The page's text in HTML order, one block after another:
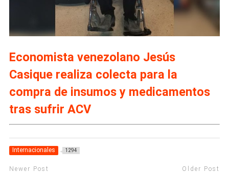
Economista venezolano Jesús
Casique realiza colecta para la
compra de insumos y medicamentos
tras sufrir ACV
Internacionales 1294
Newer Post Older Post